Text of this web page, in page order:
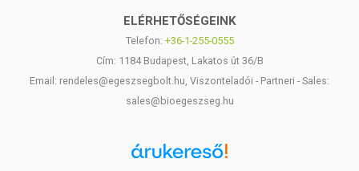
ELÉRHETŐSÉGEINK
Telefon: +36-1-255-0555
Cím: 1184 Budapest, Lakatos út 36/B
Email: rendeles@egeszsegbolt.hu, Viszonteladói - Partneri - Sales:
sales@bioegeszseg.hu